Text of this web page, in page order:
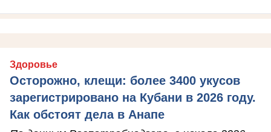
Здоровье
Осторожно, клещи: более 3400 укусов
зарегистрировано на Кубани в 2026 году.
Как обстоят дела в Анапе